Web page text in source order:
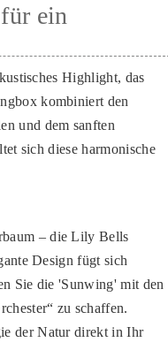
ein
Highlight, das
kombiniert den
und dem sanften
sich diese harmonische
– die Lily Bells
Design fügt sich
Sie die 'Sunwing' mit den
zu schaffen.
der Natur direkt in Ihr